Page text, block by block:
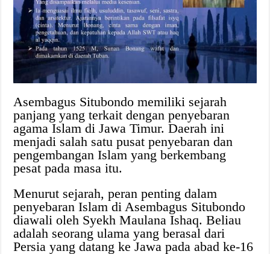
Asembagus Situbondo memiliki sejarah
panjang yang terkait dengan penyebaran
agama Islam di Jawa Timur. Daerah ini
menjadi salah satu pusat penyebaran dan
pengembangan Islam yang berkembang
pesat pada masa itu.
Menurut sejarah, peran penting dalam
penyebaran Islam di Asembagus Situbondo
diawali oleh Syekh Maulana Ishaq. Beliau
adalah seorang ulama yang berasal dari
Persia yang datang ke Jawa pada abad ke-16